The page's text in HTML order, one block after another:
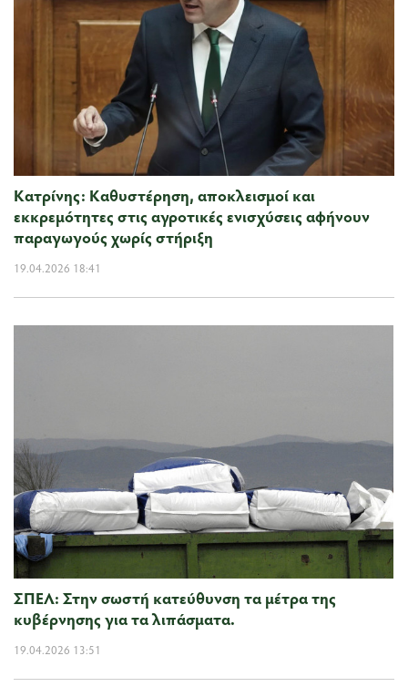
Κατρίνης: Καθυστέρηση, αποκλεισμοί και
εκκρεμότητες στις αγροτικές ενισχύσεις αφήνουν
παραγωγούς χωρίς στήριξη
19.04.2026 18:41
ΣΠΕΛ: Στην σωστή κατεύθυνση τα μέτρα της
κυβέρνησης για τα λιπάσματα.
19.04.2026 13:51